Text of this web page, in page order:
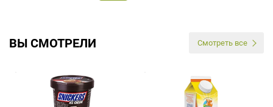
ВЫ СМОТРЕЛИ Смотреть все